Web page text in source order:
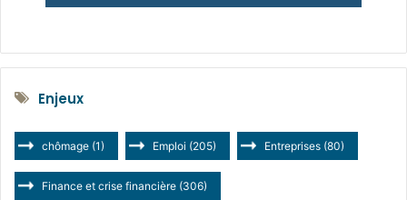
Enjeux
chômage (1) Emploi (205) Entreprises (80)
Finance et crise financière (306)